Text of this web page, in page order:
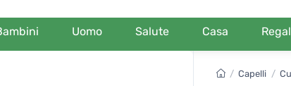
Uomo Salute Casa
/ Capelli /